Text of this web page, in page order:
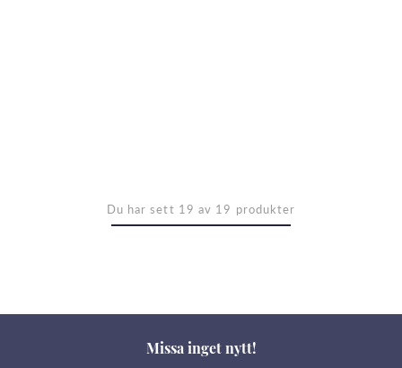
Du har sett 19 av 19 produkter
Missa inget nytt!